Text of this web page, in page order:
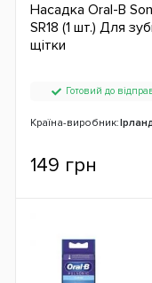
Насадка Oral-B
SR18 (1 шт.) Для
щітки
Готовий до
Країна-виробник:
149 грн